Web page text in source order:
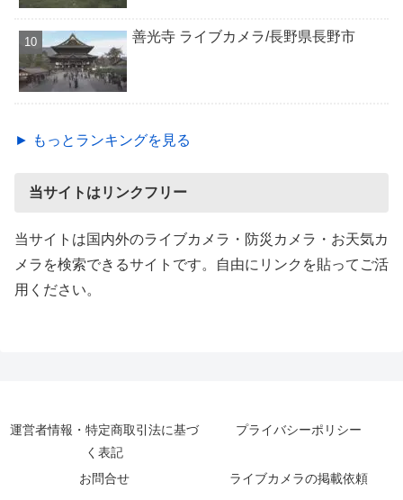
善光寺 ライブカメラ/長野県長野市
► もっとランキングを見る
当サイトはリンクフリー
当サイトは国内外のライブカメラ・防災カメラ・お天気カ
メラを検索できるサイトです。自由にリンクを貼ってご活
用ください。
運営者情報・特定商取引法に基づ
く表記
プライバシーポリシー
お問合せ ライブカメラの掲載依頼